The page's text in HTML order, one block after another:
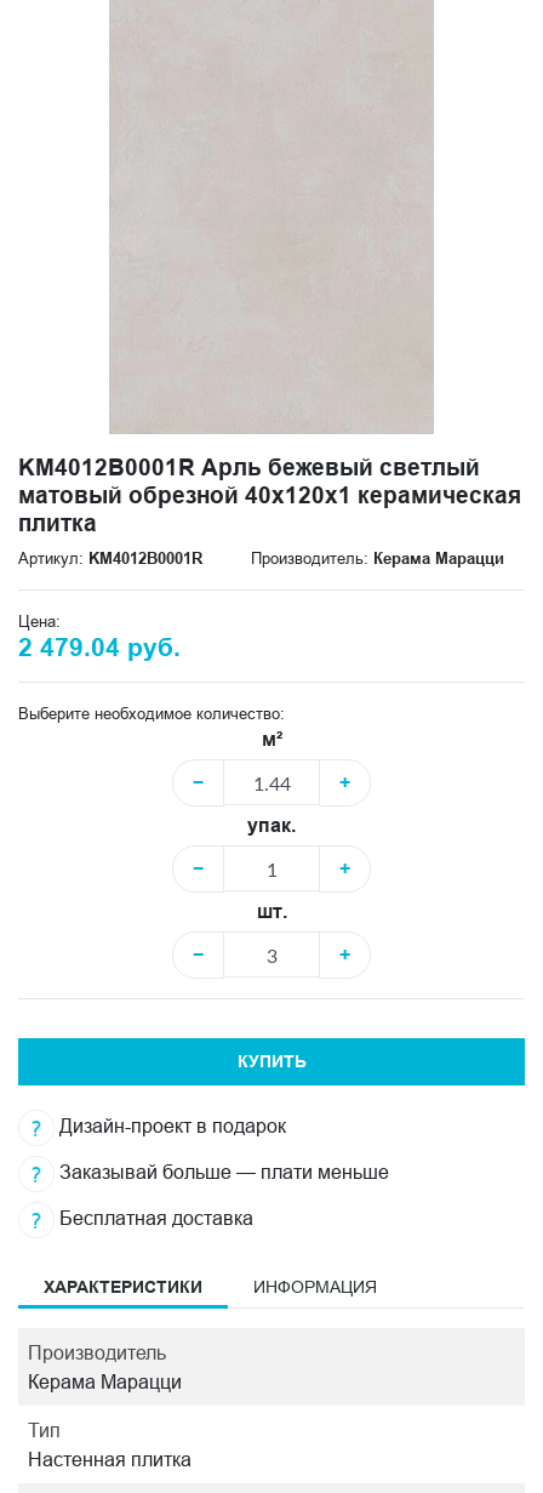
KM4012B0001R Арль бежевый светлый
матовый обрезной 40x120x1 керамическая
плитка
Артикул: KM4012B0001R Производитель: Керама Марацци
Цена:
2 479.04 руб.
Выберите необходимое количество:
м²
−
+
упак.
−
+
шт.
−
+
КУПИТЬ
Дизайн-проект в подарок
Заказывай больше — плати меньше
Бесплатная доставка
ХАРАКТЕРИСТИКИ ИНФОРМАЦИЯ
Производитель
Керама Марацци
Тип
Настенная плитка